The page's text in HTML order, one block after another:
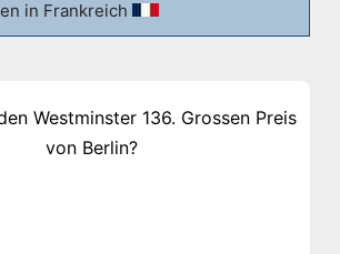
in Frankreich
Westminster 136. Grossen Preis
von Berlin?